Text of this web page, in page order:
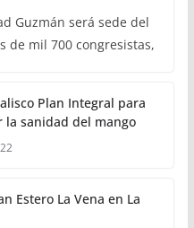
Guzmán será sede del
de mil 700 congresistas,
Plan Integral para
la sanidad del mango
Estero La Vena en La